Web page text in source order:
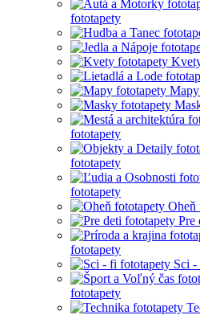
fototapety
fototapety
fototapety
fototapety
Oheň
Pre
fototapety
Sci
fototapety